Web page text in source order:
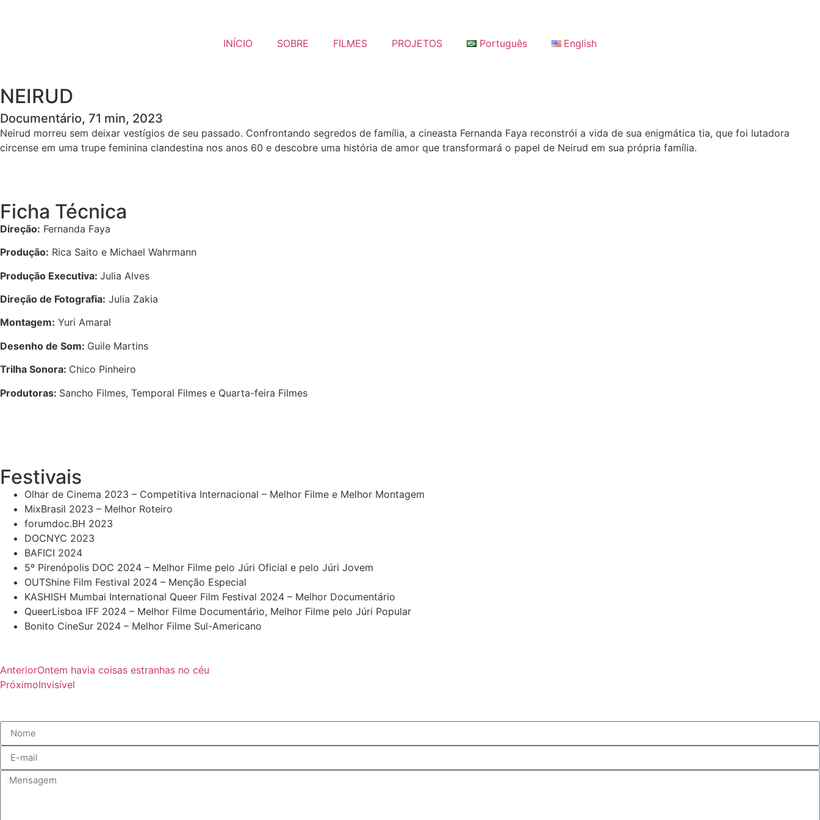
INÍCIO SOBRE FILMES PROJETOS Português English
NEIRUD
Documentário, 71 min, 2023
Neirud morreu sem deixar vestígios de seu passado. Confrontando segredos de família, a cineasta Fernanda Faya reconstrói a vida de sua enigmática tia, que foi lutadora
circense em uma trupe feminina clandestina nos anos 60 e descobre uma história de amor que transformará o papel de Neirud em sua própria família.
Ficha Técnica
Direção: Fernanda Faya
Produção: Rica Saito e Michael Wahrmann
Produção Executiva: Julia Alves
Direção de Fotografia: Julia Zakia
Montagem: Yuri Amaral
Desenho de Som: Guile Martins
Trilha Sonora: Chico Pinheiro
Produtoras: Sancho Filmes, Temporal Filmes e Quarta-feira Filmes
Festivais
Olhar de Cinema 2023 – Competitiva Internacional – Melhor Filme e Melhor Montagem
MixBrasil 2023 – Melhor Roteiro
forumdoc.BH 2023
DOCNYC 2023
BAFICI 2024
5º Pirenópolis DOC 2024 – Melhor Filme pelo Júri Oficial e pelo Júri Jovem
OUTShine Film Festival 2024 – Menção Especial
KASHISH Mumbai International Queer Film Festival 2024 – Melhor Documentário
QueerLisboa IFF 2024 – Melhor Filme Documentário, Melhor Filme pelo Júri Popular
Bonito CineSur 2024 – Melhor Filme Sul-Americano
AnteriorOntem havia coisas estranhas no céu
PróximoInvisível